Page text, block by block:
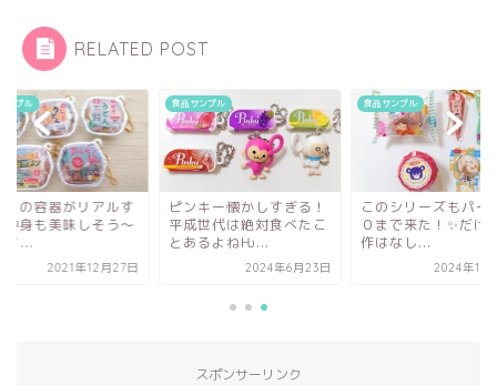
RELATED POST
ンプル
ミの容器がリアルす
中身も美味しそう～
イ...
2021年12月27日
食品サンプル
ピンキー懐かしすぎる！
平成世代は絶対食べたこ
とあるよねǶ...
2024年6月23日
食品サンプル
このシリーズもパー
０まで来た！✨だけ
作はなし...
2024年10
スポンサーリンク